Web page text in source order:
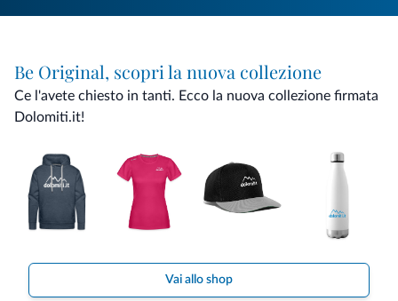
Be Original, scopri la nuova collezione
Ce l'avete chiesto in tanti. Ecco la nuova collezione firmata
Dolomiti.it!
Vai allo shop